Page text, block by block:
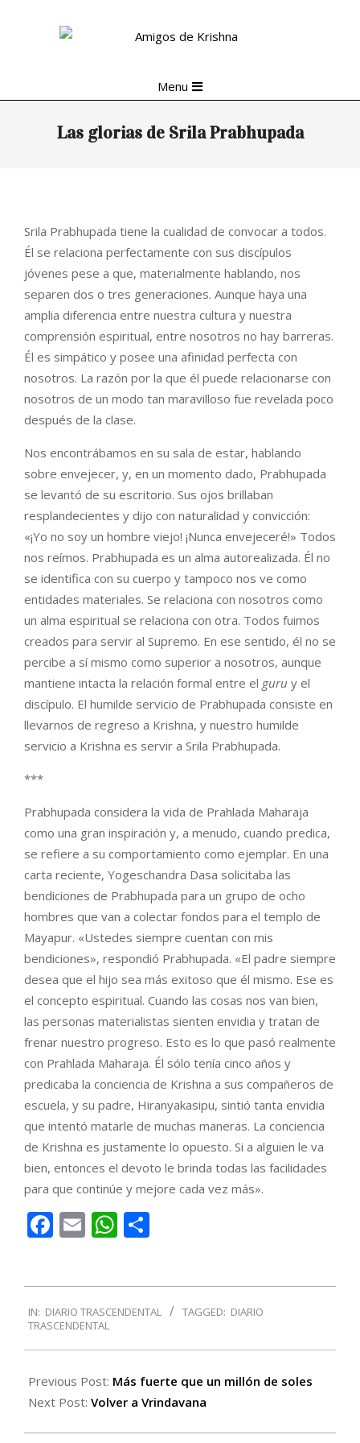
Navigation
Menu
Las glorias de Srila Prabhupada
Srila Prabhupada tiene la cualidad de convocar a todos.
Él se relaciona perfectamente con sus discípulos
jóvenes pese a que, materialmente hablando, nos
separen dos o tres generaciones. Aunque haya una
amplia diferencia entre nuestra cultura y nuestra
comprensión espiritual, entre nosotros no hay barreras.
Él es simpático y posee una afinidad perfecta con
nosotros. La razón por la que él puede relacionarse con
nosotros de un modo tan maravilloso fue revelada poco
después de la clase.
Nos encontrábamos en su sala de estar, hablando
sobre envejecer, y, en un momento dado, Prabhupada
se levantó de su escritorio. Sus ojos brillaban
resplandecientes y dijo con naturalidad y convicción:
«¡Yo no soy un hombre viejo! ¡Nunca envejeceré!» Todos
nos reímos. Prabhupada es un alma autorealizada. Él no
se identifica con su cuerpo y tampoco nos ve como
entidades materiales. Se relaciona con nosotros como
un alma espiritual se relaciona con otra. Todos fuimos
creados para servir al Supremo. En ese sentido, él no se
percibe a sí mismo como superior a nosotros, aunque
mantiene intacta la relación formal entre el guru y el
discípulo. El humilde servicio de Prabhupada consiste en
llevarnos de regreso a Krishna, y nuestro humilde
servicio a Krishna es servir a Srila Prabhupada.
***
Prabhupada considera la vida de Prahlada Maharaja
como una gran inspiración y, a menudo, cuando predica,
se refiere a su comportamiento como ejemplar. En una
carta reciente, Yogeschandra Dasa solicitaba las
bendiciones de Prabhupada para un grupo de ocho
hombres que van a colectar fondos para el templo de
Mayapur. «Ustedes siempre cuentan con mis
bendiciones», respondió Prabhupada. «El padre siempre
desea que el hijo sea más exitoso que él mismo. Ese es
el concepto espiritual. Cuando las cosas nos van bien,
las personas materialistas sienten envidia y tratan de
frenar nuestro progreso. Esto es lo que pasó realmente
con Prahlada Maharaja. Él sólo tenía cinco años y
predicaba la conciencia de Krishna a sus compañeros de
escuela, y su padre, Hiranyakasipu, sintió tanta envidia
que intentó matarle de muchas maneras. La conciencia
de Krishna es justamente lo opuesto. Si a alguien le va
bien, entonces el devoto le brinda todas las facilidades
para que continúe y mejore cada vez más».
Facebook
EmailWhatsApp
10-
IN: DIARIO TRASCENDENTAL TAGGED: DIARIO
TRASCENDENTAL
Previous Post: Más fuerte que un millón de soles
Next Post: Volver a Vrindavana